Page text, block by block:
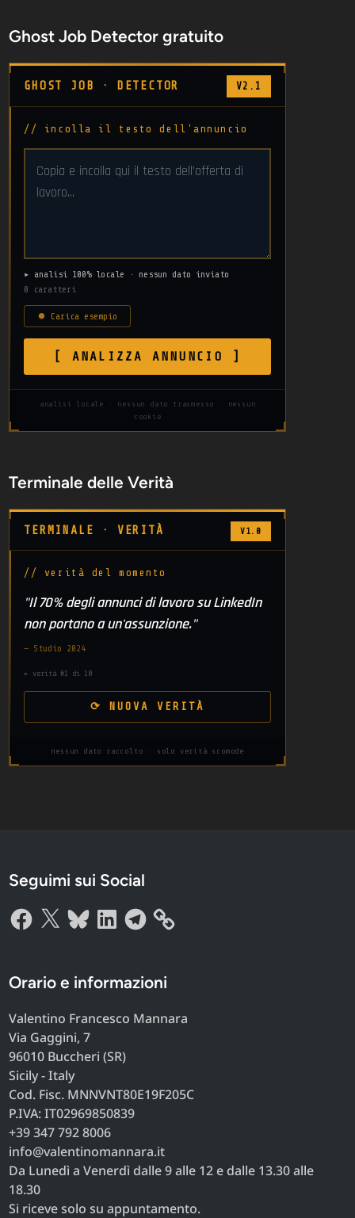
Ghost Job Detector gratuito
GHOST JOB · DETECTOR V2.1
// incolla il testo dell'annuncio
▸ analisi 100% locale · nessun dato inviato
0 caratteri
⏺ Carica esempio
[ ANALIZZA ANNUNCIO ]
analisi locale · nessun dato trasmesso · nessun
cookie
Terminale delle Verità
TERMINALE · VERITÀ V1.0
// verità del momento
"Il 70% degli annunci di lavoro su LinkedIn
non portano a un'assunzione."
— Studio 2024
▸ verità #1 di 10
⟳ NUOVA VERITÀ
nessun dato raccolto · solo verità scomode
Seguimi sui Social
Facebook
X BlueskyLinkedInTelegram
Orario e informazioni
Valentino Francesco Mannara
Via Gaggini, 7
96010 Buccheri (SR)
Sicily - Italy
Cod. Fisc. MNNVNT80E19F205C
P.IVA: IT02969850839
+39 347 792 8006
info@valentinomannara.it
Da Lunedì a Venerdì dalle 9 alle 12 e dalle 13.30 alle
18.30
Si riceve solo su appuntamento.